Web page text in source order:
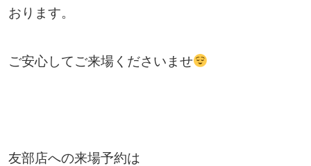
おります。
ご安心してご来場くださいませ
友部店への来場予約は